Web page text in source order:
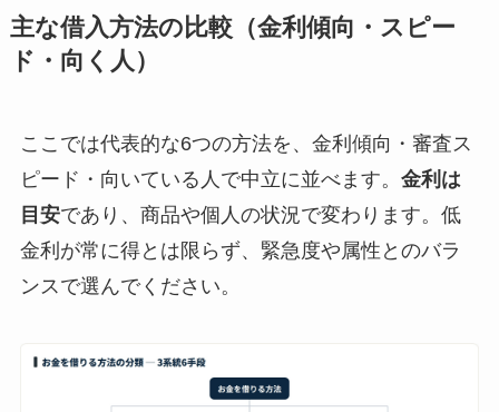
主な借入方法の比較（金利傾向・スピー
ド・向く人）
ここでは代表的な6つの方法を、金利傾向・審査ス
ピード・向いている人で中立に並べます。 金利は
目安であり、商品や個人の状況で変わります。低
金利が常に得とは限らず、緊急度や属性とのバラ
ンスで選んでください。